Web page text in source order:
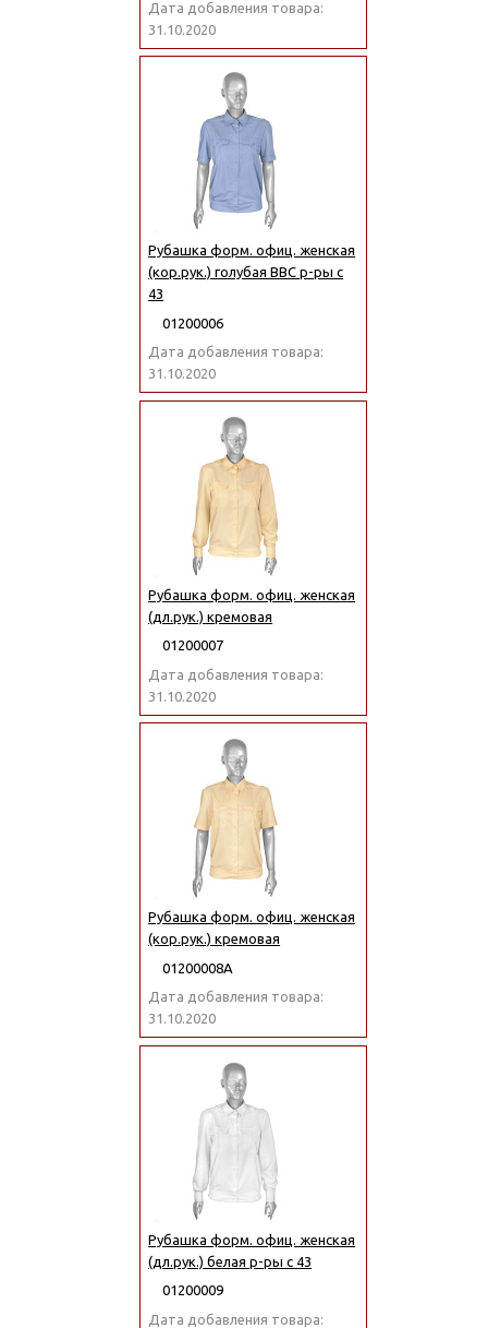
Дата добавления товара:
31.10.2020
Рубашка форм. офиц. женская
(кор.рук.) голубая ВВС р-ры с
43
01200006
Дата добавления товара:
31.10.2020
Рубашка форм. офиц. женская
(дл.рук.) кремовая
01200007
Дата добавления товара:
31.10.2020
Рубашка форм. офиц. женская
(кор.рук.) кремовая
01200008А
Дата добавления товара:
31.10.2020
Рубашка форм. офиц. женская
(дл.рук.) белая р-ры с 43
01200009
Дата добавления товара: